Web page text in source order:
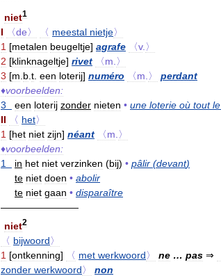
niet1
I 〈de〉 〈 meestal nietje〉
1 [metalen beugeltje] agrafe 〈v. 〉
2 [klinknageltje] rivet 〈m 〉
3 [m b t een loterij] numéro 〈m 〉
perdant
♦voorbeelden:
3
een loterij zonder nieten • une loterie où tout le
II
〈 het〉
1 [het niet zijn] néant 〈m 〉
♦voorbeelden:
1
in het niet verzinken (bij) • pâlir (devant)
te niet doen • abolir
te niet gaan • disparaître
————————
niet2
〈 bijwoord〉
1 [ontkenning] 〈 met werkwoord〉 ne … pas ⇒
zonder werkwoord〉
non